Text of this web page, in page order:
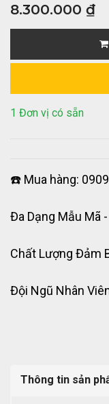
8.300.000 ₫
1 Đơn vị có sẵn
☎️ Mua hàng:
Đa Dạng Mẫu Mã
Chất Lượng Đảm
Đội Ngũ Nhân
Thông tin sản